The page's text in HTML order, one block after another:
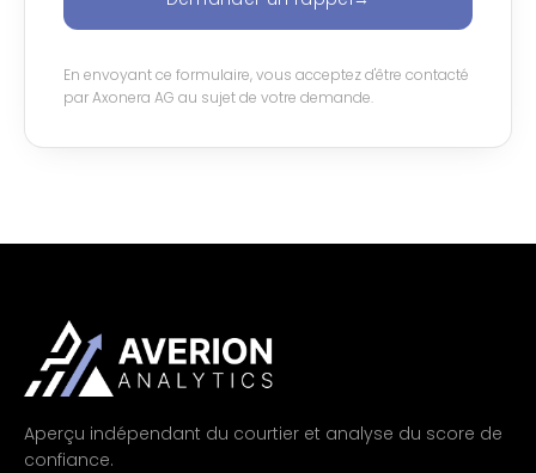
En envoyant ce formulaire, vous acceptez d'être contacté
par Axonera AG au sujet de votre demande.
Aperçu indépendant du courtier et analyse du score de
confiance.